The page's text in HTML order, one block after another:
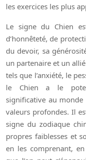
les exercices les plus
Le signe du Chien
d’honnêteté, de
du devoir, sa
un partenaire et un
tels que l’anxiété, le
le Chien a le
significative au
valeurs profondes. Il
signe du zodiaque
propres faiblesses et
en les comprenant,